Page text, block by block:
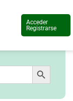
Acceder
Registrarse
Botón de búsqueda